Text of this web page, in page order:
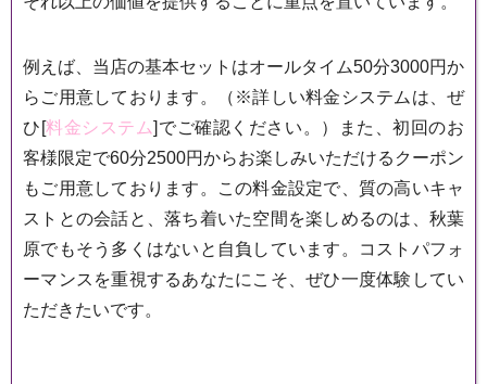
例えば、当店の基本セットはオールタイム50分3000円か
らご用意しております。（※詳しい料金システムは、ぜ
ひ[料金システム]でご確認ください。）また、初回のお
客様限定で60分2500円からお楽しみいただけるクーポン
もご用意しております。この料金設定で、質の高いキャ
ストとの会話と、落ち着いた空間を楽しめるのは、秋葉
原でもそう多くはないと自負しています。コストパフォ
ーマンスを重視するあなたにこそ、ぜひ一度体験してい
ただきたいです。